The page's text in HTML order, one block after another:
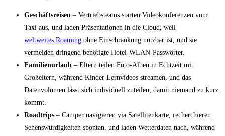
Geschäftsreisen – Vertriebsteams starten Videokonferenzen vom
Taxi aus, und laden Präsentationen in die Cloud, weil
weltweites Roaming ohne Einschränkung nutzbar ist, und sie
vermeiden dringend benötigte Hotel‑WLAN‑Passwörter.
Familienurlaub – Eltern teilen Foto‑Alben in Echtzeit mit
Großeltern, während Kinder Lernvideos streamen, und das
Datenvolumen lässt sich individuell zuteilen, damit niemand zu kurz
kommt.
Roadtrips – Camper navigieren via Satellitenkarte, recherchieren
Sehenswürdigkeiten spontan, und laden Wetterdaten nach, während